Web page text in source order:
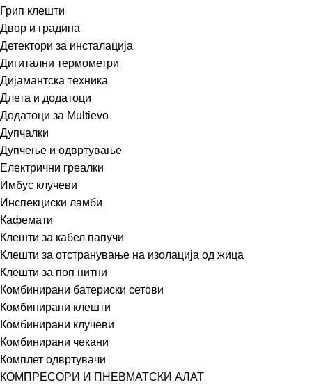
Грип клешти
Двор и градина
Детектори за инсталација
Дигитални термометри
Дијамантска техника
Длета и додатоци
Додатоци за Multievo
Дупчалки
Дупчење и одвртување
Електрични греалки
Имбус клучеви
Инспекциски ламби
Кафемати
Клешти за кабел папучи
Клешти за отстранување на изолација од жица
Клешти за поп нитни
Комбинирани батериски сетови
Комбинирани клешти
Комбинирани клучеви
Комбинирани чекани
Комплет одвртувачи
КОМПРЕСОРИ И ПНЕВМАТСКИ АЛАТ